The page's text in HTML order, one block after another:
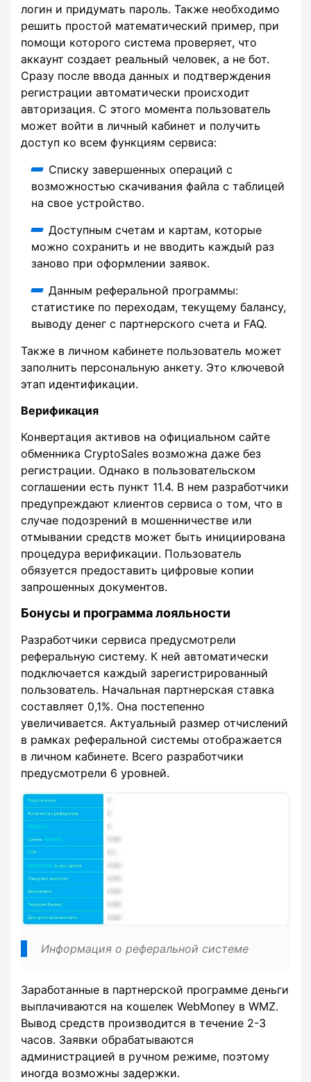
логин и придумать пароль. Также необходимо
решить простой математический пример, при
помощи которого система проверяет, что
аккаунт создает реальный человек, а не бот.
Сразу после ввода данных и подтверждения
регистрации автоматически происходит
авторизация. С этого момента пользователь
может войти в личный кабинет и получить
доступ ко всем функциям сервиса:
Списку завершенных операций с
возможностью скачивания файла с таблицей
на свое устройство.
Доступным счетам и картам, которые
можно сохранить и не вводить каждый раз
заново при оформлении заявок.
Данным реферальной программы:
статистике по переходам, текущему балансу,
выводу денег с партнерского счета и FAQ.
Также в личном кабинете пользователь может
заполнить персональную анкету. Это ключевой
этап идентификации.
Верификация
Конвертация активов на официальном сайте
обменника CryptoSales возможна даже без
регистрации. Однако в пользовательском
соглашении есть пункт 11.4. В нем разработчики
предупреждают клиентов сервиса о том, что в
случае подозрений в мошенничестве или
отмывании средств может быть инициирована
процедура верификации. Пользователь
обязуется предоставить цифровые копии
запрошенных документов.
Бонусы и программа лояльности
Разработчики сервиса предусмотрели
реферальную систему. К ней автоматически
подключается каждый зарегистрированный
пользователь. Начальная партнерская ставка
составляет 0,1%. Она постепенно
увеличивается. Актуальный размер отчислений
в рамках реферальной системы отображается
в личном кабинете. Всего разработчики
предусмотрели 6 уровней.
Информация о реферальной системе
Заработанные в партнерской программе деньги
выплачиваются на кошелек WebMoney в WMZ.
Вывод средств производится в течение 2-3
часов. Заявки обрабатываются
администрацией в ручном режиме, поэтому
иногда возможны задержки.